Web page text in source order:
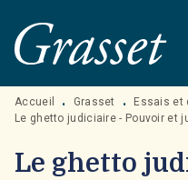
MENU RECHERCHE
PIED DE PAGE
Accueil • Grasset • Essais et
Le ghetto judiciaire - Pouvoir et
Le ghetto